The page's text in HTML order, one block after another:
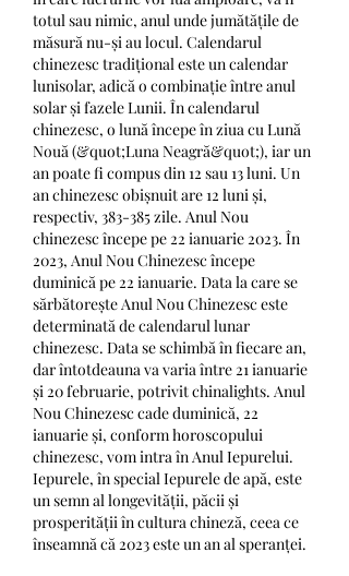
totul sau nimic, anul unde jumătățile de
măsură nu-și au locul. Calendarul
chinezesc tradițional este un calendar
lunisolar, adică o combinație între anul
solar și fazele Lunii. În calendarul
chinezesc, o lună începe în ziua cu Lună
Nouă (&quot;Luna Neagră&quot;), iar un
an poate fi compus din 12 sau 13 luni. Un
an chinezesc obișnuit are 12 luni și,
respectiv, 383-385 zile. Anul Nou
chinezesc începe pe 22 ianuarie 2023. În
2023, Anul Nou Chinezesc începe
duminică pe 22 ianuarie. Data la care se
sărbătorește Anul Nou Chinezesc este
determinată de calendarul lunar
chinezesc. Data se schimbă în fiecare an,
dar întotdeauna va varia între 21 ianuarie
și 20 februarie, potrivit chinalights. Anul
Nou Chinezesc cade duminică, 22
ianuarie și, conform horoscopului
chinezesc, vom intra în Anul Iepurelui.
Iepurele, în special Iepurele de apă, este
un semn al longevității, păcii și
prosperității în cultura chineză, ceea ce
înseamnă că 2023 este un an al speranței.